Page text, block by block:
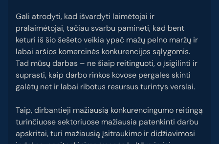
Gali atrodyti, kad išvardyti laimėtojai ir
pralaimėtojai, tačiau svarbu paminėti, kad bent
keturi iš šio šešeto veikia ypač mažų pelno maržų ir
labai aršios komercinės konkurencijos sąlygomis.
Tad mūsų darbas – ne šiaip reitinguoti, o įsigilinti ir
suprasti, kaip darbo rinkos kovose pergales skinti
galėtų net ir labai ribotus resursus turintys verslai.
Taip, dirbantieji mažiausią konkurencingumo reitingą
turinčiuose sektoriuose mažiausia patenkinti darbu
apskritai, turi mažiausią įsitraukimo ir didžiavimosi